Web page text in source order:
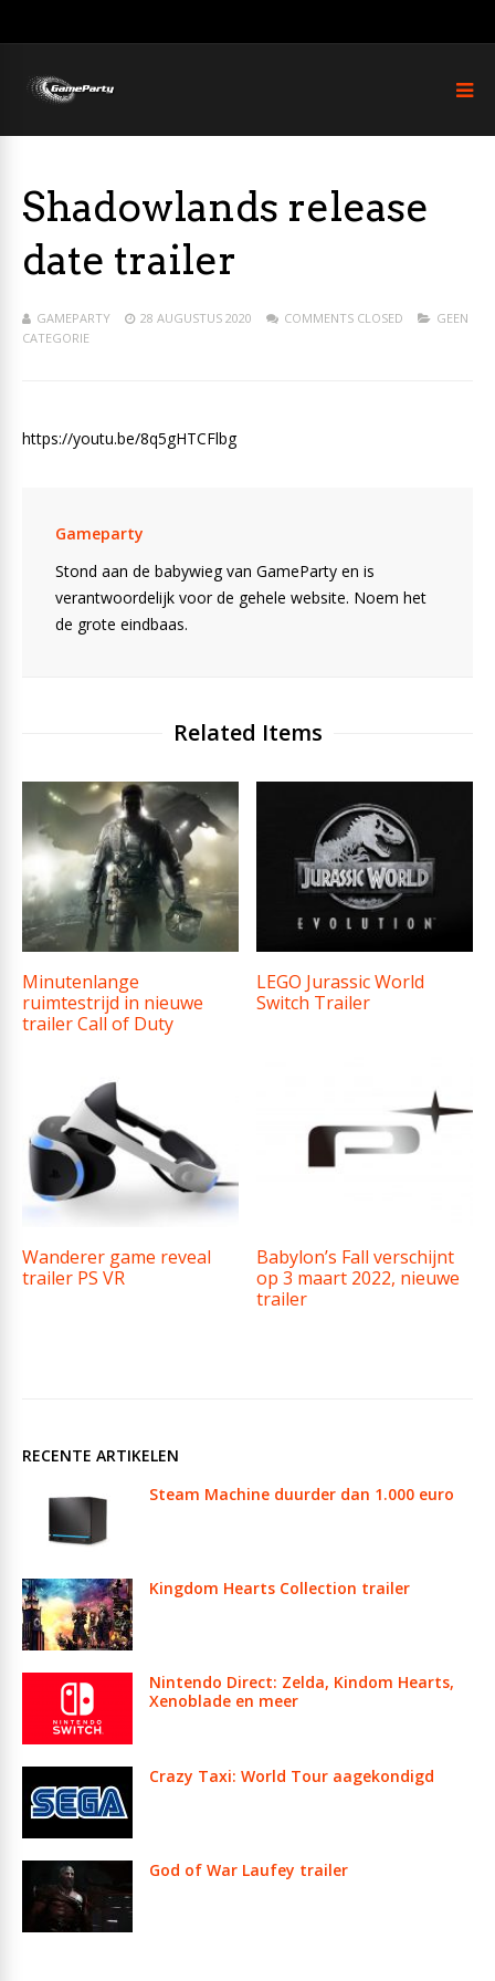
Shadowlands release
date trailer
GAMEPARTY 28 AUGUSTUS 2020 COMMENTS CLOSED
GEEN
CATEGORIE
https://youtu.be/8q5gHTCFlbg
Gameparty
Stond aan de babywieg van GameParty en is
verantwoordelijk voor de gehele website. Noem het
de grote eindbaas.
Related Items
Minutenlange
ruimtestrijd in nieuwe
trailer Call of Duty
LEGO Jurassic World
Switch Trailer
Wanderer game reveal
trailer PS VR
Babylon’s Fall verschijnt
op 3 maart 2022, nieuwe
trailer
RECENTE ARTIKELEN
Steam Machine duurder dan 1.000 euro
Kingdom Hearts Collection trailer
Nintendo Direct: Zelda, Kindom Hearts,
Xenoblade en meer
Crazy Taxi: World Tour aagekondigd
God of War Laufey trailer